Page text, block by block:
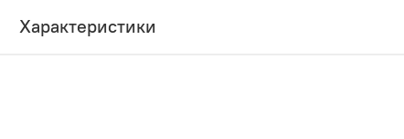
Характеристики